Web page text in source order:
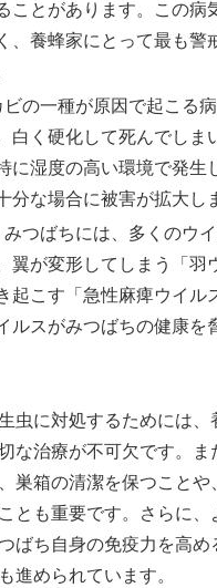
ことがあります。この病
、養蜂家にとって最も警
ビの一種が原因で起こる
白く硬化して死んでしま
に湿度の高い環境で発生
分な場合に被害が拡大し
みつばちには、多くのウ
翼が変形してしまう「羽
起こす「急性麻痺ウイル
ルスがみつばちの健康を
虫に対処するためには、
な治療が不可欠です。ま
巣箱の清潔を保つことや
とも重要です。さらに、
ばち自身の免疫力を高め
進められています。